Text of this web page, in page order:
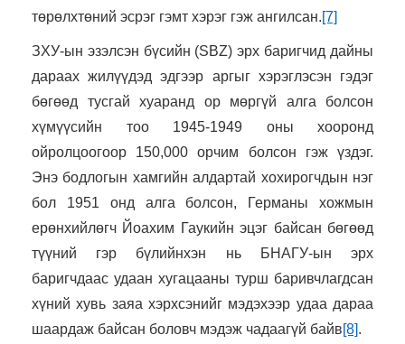
төрөлхтөний эсрэг гэмт хэрэг гэж ангилсан.[7]
ЗХУ-ын эзэлсэн бүсийн (SBZ) эрх баригчид дайны
дараах жилүүдэд эдгээр аргыг хэрэглэсэн гэдэг
бөгөөд тусгай хуаранд ор мөргүй алга болсон
хүмүүсийн тоо 1945-1949 оны хооронд
ойролцоогоор 150,000 орчим болсон гэж үздэг.
Энэ бодлогын хамгийн алдартай хохирогчдын нэг
бол 1951 онд алга болсон, Германы хожмын
ерөнхийлөгч Йоахим Гаукийн эцэг байсан бөгөөд
түүний гэр бүлийнхэн нь БНАГУ-ын эрх
баригчдаас удаан хугацааны турш баривчлагдсан
хүний ​​хувь заяа хэрхсэнийг мэдэхээр удаа дараа
шаардаж байсан боловч мэдэж чадаагүй байв[8].